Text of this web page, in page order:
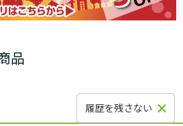
品
履歴を残さない